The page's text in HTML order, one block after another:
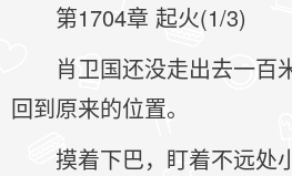
第1704章 起火(1/3)
肖卫国还没走出去一百
回到原来的位置。
摸着下巴，盯着不远处